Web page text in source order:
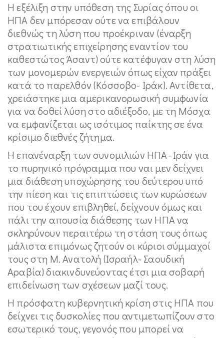
Η εξέλιξη στην υπόθεση της Συρίας όπου οι
ΗΠΑ δεν μπόρεσαν ούτε να επιβάλουν
διεθνώς τη λύση που προέκριναν (έναρξη
στρατιωτικής επιχείρησης εναντίον του
καθεστώτος Άσαντ) ούτε κατέφυγαν στη λύση
των μονομερών ενεργειών όπως είχαν πράξει
κατά το παρελθόν (Κόσσοβο- Ιράκ). Αντίθετα,
χρειάστηκε μια αμερικανορωσική συμφωνία
για να δοθεί λύση στο αδιέξοδο, με τη Μόσχα
να εμφανίζεται ως ισότιμος παίκτης σε ένα
κρίσιμο διεθνές ζήτημα.
Η επανέναρξη των συνομιλιών ΗΠΑ- Ιράν για
το πυρηνικό πρόγραμμα που ναι μεν δείχνει
μια διάθεση υποχώρησης του δεύτερου υπό
την πίεση και τις επιπτώσεις των κυρώσεων
που του έχουν επιβληθεί, δείχνουν όμως και
πάλι την απουσία διάθεσης των ΗΠΑ να
σκληρύνουν περαιτέρω τη στάση τους όπως
μάλιστα επιμόνως ζητούν οι κύριοι σύμμαχοί
τους στη Μ. Ανατολή (Ισραήλ- Σαουδική
Αραβία) διακινδυνεύοντας έτσι μια σοβαρή
επιδείνωση των σχέσεων μαζί τους.
Η πρόσφατη κυβερνητική κρίση στις ΗΠΑ που
δείχνει τις δυσκολίες που αντιμετωπίζουν στο
εσωτερικό τους, γεγονός που μπορεί να